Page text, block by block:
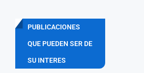
PUBLICACIONES
QUE PUEDEN SER DE
SU INTERES